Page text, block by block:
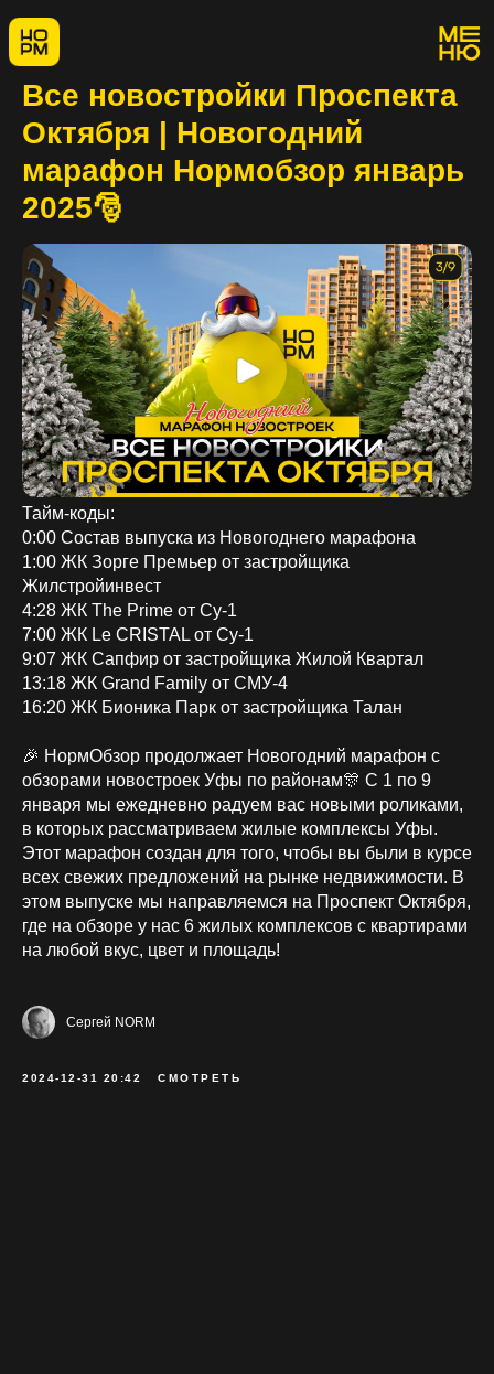
Все новостройки Проспекта
Октября | Новогодний
марафон Нормобзор январь
2025🎅
Тайм-коды:
0:00 Состав выпуска из Новогоднего марафона
1:00 ЖК Зорге Премьер от застройщика
Жилстройинвест
4:28 ЖК The Prime от Су-1
7:00 ЖК Le CRISTAL от Су-1
9:07 ЖК Сапфир от застройщика Жилой Квартал
13:18 ЖК Grand Family от СМУ-4
16:20 ЖК Бионика Парк от застройщика Талан
🎉 НормОбзор продолжает Новогодний марафон с
обзорами новостроек Уфы по районам🎊 С 1 по 9
января мы ежедневно радуем вас новыми роликами,
в которых рассматриваем жилые комплексы Уфы.
Этот марафон создан для того, чтобы вы были в курсе
всех свежих предложений на рынке недвижимости. В
этом выпуске мы направляемся на Проспект Октября,
где на обзоре у нас 6 жилых комплексов с квартирами
на любой вкус, цвет и площадь!
Сергей NORM
2024-12-31 20:42 СМОТРЕТЬ